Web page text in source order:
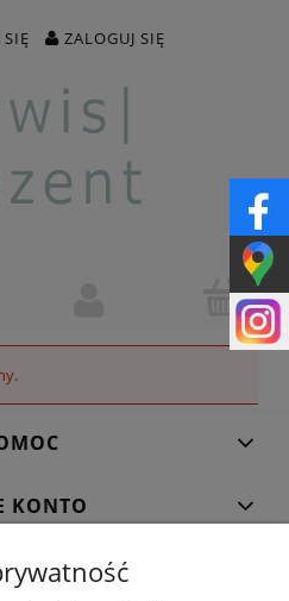
SIĘ ZALOGUJ SIĘ
KONTO
I DOSTAWA